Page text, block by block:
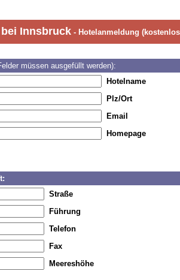
Innsbruck- Hotelanmeldung
müssen ausgefüllt werden):
Hotelname
Plz/Ort
Email
Homepage
Straße
Führung
Telefon
Fax
Meereshöhe